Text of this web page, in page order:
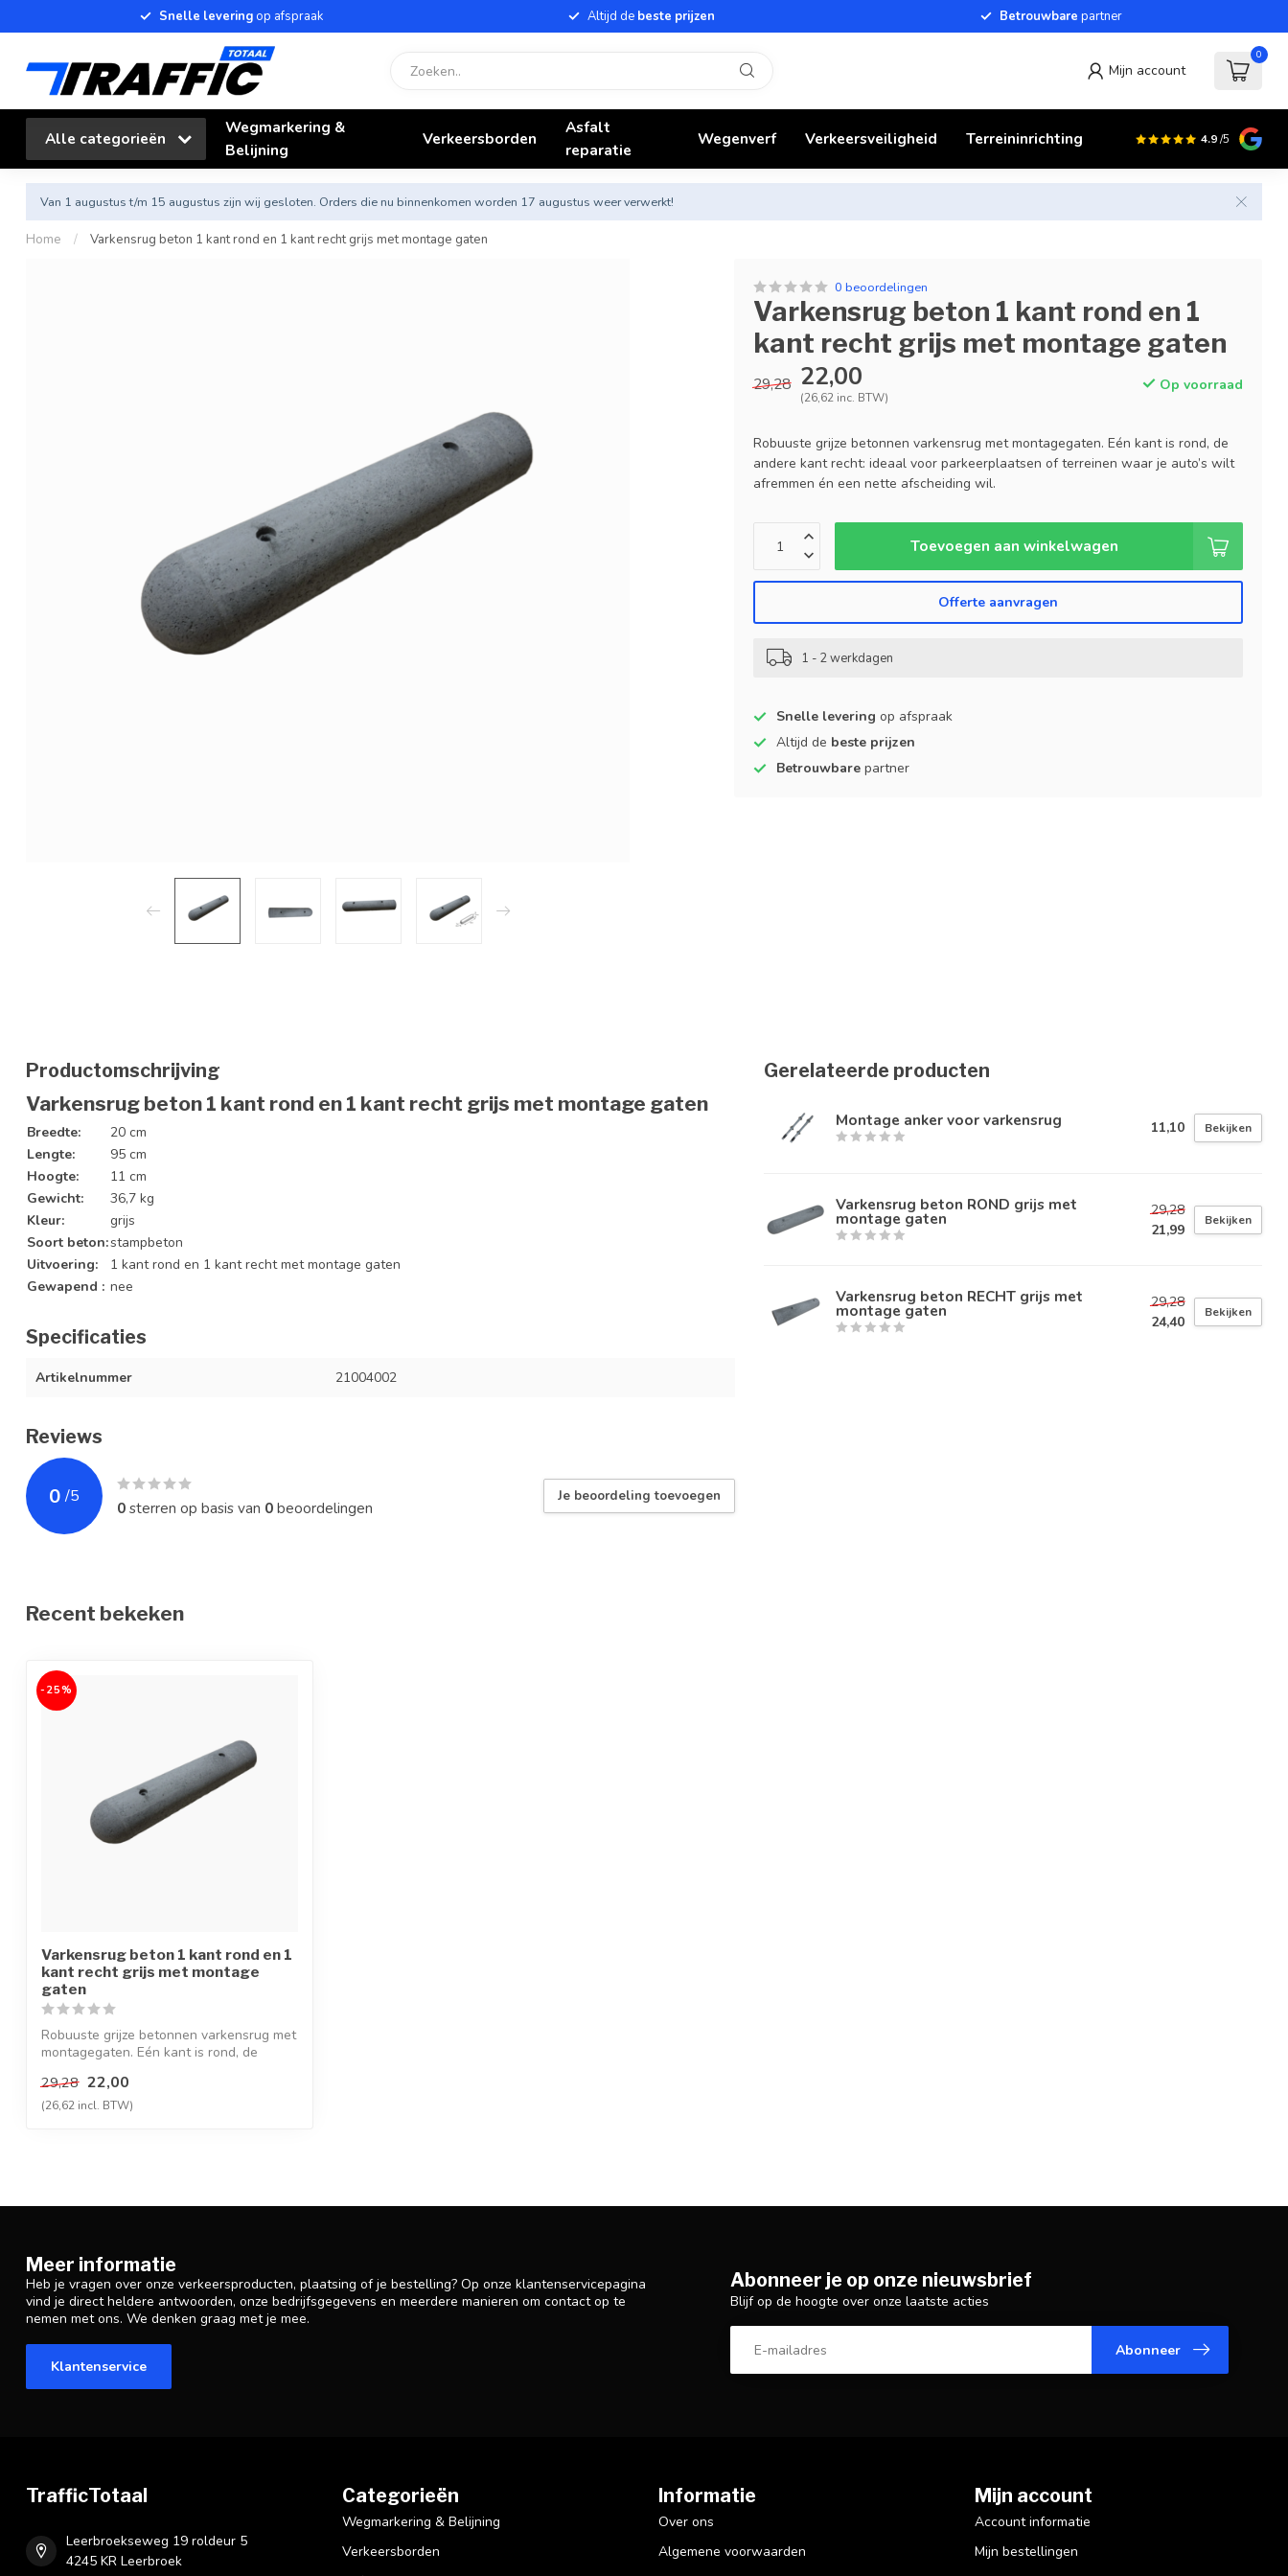
Snelle leveringop afspraak Altijd de beste prijzen Betrouwbare partner
Mijn account
0
Alle categorieën
Wegmarkering &
Belijning
Verkeersborden
Asfalt
reparatie
Wegenverf Verkeersveiligheid Terreininrichting 4.9/5
Van 1 augustus t/m 15 augustus zijn wij gesloten. Orders die nu binnenkomen worden 17 augustus weer verwerkt!
Home / Varkensrug beton 1 kant rond en 1 kant recht grijs met montage gaten
0 beoordelingen
Varkensrug beton 1 kant rond en 1
kant recht grijs met montage gaten
29,28 22,00
(26,62 inc. BTW)
Op voorraad
Robuuste grijze betonnen varkensrug met montagegaten. Eén kant is rond, de
andere kant recht: ideaal voor parkeerplaatsen of terreinen waar je auto’s wilt
afremmen én een nette afscheiding wil.
Toevoegen aan winkelwagen
Offerte aanvragen
1 - 2 werkdagen
Snelle levering op afspraak
Altijd de beste prijzen
Betrouwbare partner
Productomschrijving
Varkensrug beton 1 kant rond en 1 kant recht grijs met montage gaten
Breedte:
20 cm
Lengte:
95 cm
Hoogte:
11 cm
Gewicht:
36,7 kg
Kleur:
grijs
Soort beton:stampbeton
Uitvoering:
1 kant rond en 1 kant recht met montage gaten
Gewapend : nee
Specificaties
Artikelnummer 21004002
Reviews
0 /5
0sterren op basis van 0beoordelingen
Je beoordeling toevoegen
Gerelateerde producten
Montage anker voor varkensrug 11,10 Bekijken
Varkensrug beton ROND grijs met
montage gaten
29,28
21,99
Bekijken
Varkensrug beton RECHT grijs met
montage gaten
29,28
24,40
Bekijken
Recent bekeken
-25%
Varkensrug beton 1 kant rond en 1
kant recht grijs met montage
gaten
Robuuste grijze betonnen varkensrug met
montagegaten. Eén kant is rond, de
29,28 22,00
(26,62 incl. BTW)
Meer informatie
Heb je vragen over onze verkeersproducten, plaatsing of je bestelling? Op onze klantenservicepagina
vind je direct heldere antwoorden, onze bedrijfsgegevens en meerdere manieren om contact op te
nemen met ons. We denken graag met je mee.
Klantenservice
Abonneer je op onze nieuwsbrief
Blijf op de hoogte over onze laatste acties
Abonneer
TrafficTotaal
Leerbroekseweg 19 roldeur 5
4245 KR Leerbroek
Categorieën
Wegmarkering & Belijning
Verkeersborden
Informatie
Over ons
Algemene voorwaarden
Mijn account
Account informatie
Mijn bestellingen